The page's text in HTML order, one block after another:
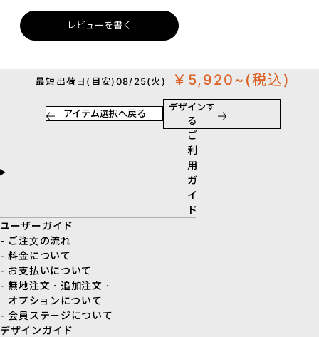
レビューを書く
最短出荷日(目安)08/25(火) ￥5,920~ (税込)
アイテム選択へ戻る
デザインす
る
ご
利
用
ガ
イ
ド
ユーザーガイド
- ご注文の流れ
- 料金について
- お支払いについて
- 無地注文・追加注文・
オプションについて
- 会員ステージについて
デザインガイド